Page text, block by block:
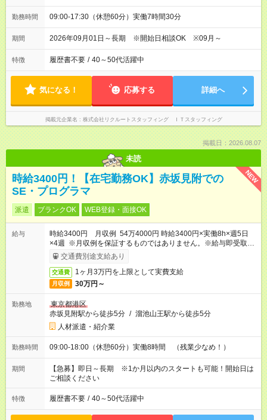
勤務時間 09:00-17:30（休憩60分）実働7時間30分
期間 2026年09月01日～長期 ※開始日相談OK ※09月～
特徴 履歴書不要 / 40～50代活躍中
気になる！ 応募する 詳細へ
掲載元企業名 株式会社リクルートスタッフィング ＩＴスタッフィング
掲載日：2026.08.07
未読
NEW
時給3400円！【在宅勤務OK】赤坂見附での
SE・プログラマ
派遣 ブランクOK WEB登録・面接OK
給与
時給3400円 月収例 54万4000円 時給3400円×実働8h×週5日
×4週 ※月収例を保証するものではありません。※給与即受取り
サービス利用可（利用条件有）
交通費別途支給あり
交通費 1ヶ月3万円を上限として実費支給
月収例 30万円～
勤務地
東京都港区
赤坂見附駅から徒歩5分 / 溜池山王駅から徒歩5分
人材派遣・紹介業
勤務時間 09:00-18:00（休憩60分）実働8時間 （残業少なめ！）
期間
【急募】即日～長期 ※1か月以内のスタートも可能！開始日は
ご相談ください
特徴 履歴書不要 / 40～50代活躍中